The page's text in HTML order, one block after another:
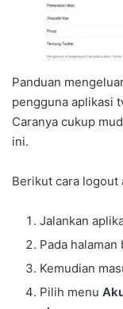
Panduan
pengguna aplikasi
Caranya cukup
ini.
Berikut cara logout
Jalankan
Pada
Kemudian
Pilih menu